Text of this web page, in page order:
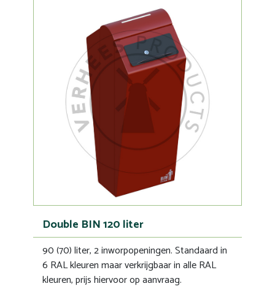
Double BIN 120 liter
90 (70) liter, 2 inworpopeningen. Standaard in
6 RAL kleuren maar verkrijgbaar in alle RAL
kleuren, prijs hiervoor op aanvraag.